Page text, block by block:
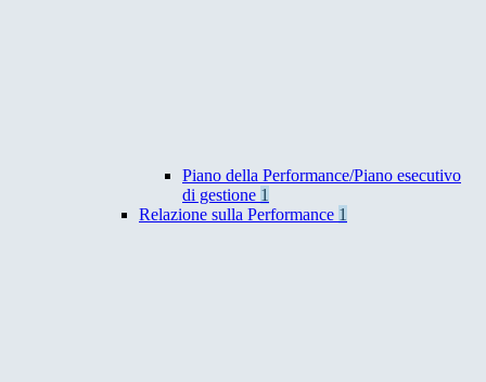
Piano della Performance/Piano esecutivo
di gestione 1
Relazione sulla Performance 1